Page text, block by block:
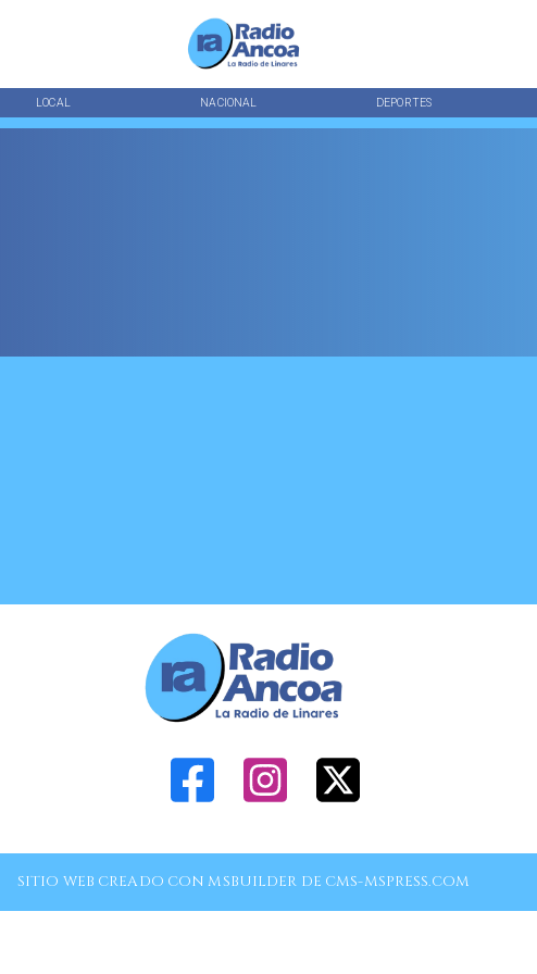
LOCAL NACIONAL DEPORTES
SITIO WEB CREADO CON MSBUILDER DE CMS-MSPRESS.COM